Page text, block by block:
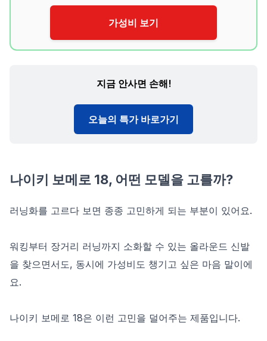
가성비 보기
지금 안사면 손해!
오늘의 특가 바로가기
나이키 보메로 18, 어떤 모델을 고를까?
러닝화를 고르다 보면 종종 고민하게 되는 부분이 있어요.
워킹부터 장거리 러닝까지 소화할 수 있는 올라운드 신발
을 찾으면서도, 동시에 가성비도 챙기고 싶은 마음 말이에
요.
나이키 보메로 18은 이런 고민을 덜어주는 제품입니다.